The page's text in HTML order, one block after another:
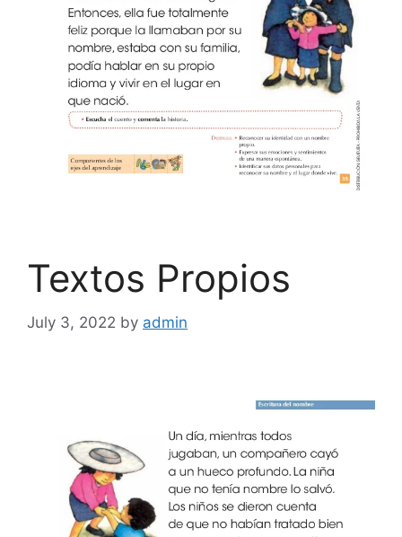
Textos Propios
July 3, 2022 by admin